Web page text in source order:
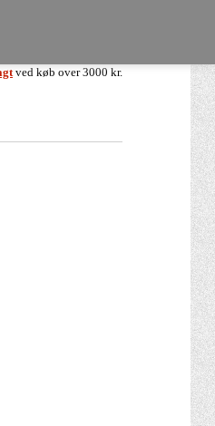
ved køb over 3000 kr.